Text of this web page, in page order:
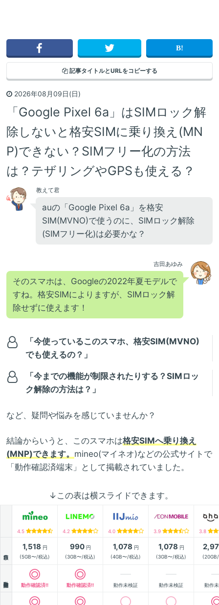
記事タイトルとURLをコピーする
2026年08月09日(日)
「Google Pixel 6a」はSIMロック解
除しないと格安SIMに乗り換え(MN
P)できない？SIMフリー化の方法
は？テザリングやGPSも使える？
教えて君
auの「Google Pixel 6a」を格安
SIM(MVNO)で使うのに、SIMロック解除
(SIMフリー化)は必要かな？
吉田あゆみ
そのスマホは、Googleの2022年夏モデルで
すね。格安SIMによりますが、SIMロック解
除せずに使えます！
「今使っているこのスマホ、格安SIM(MVNO)
でも使えるの？」
「今までの機能が制限されたりする？SIMロッ
ク解除の方法は？」
など、疑問や悩みを感じていませんか？
結論からいうと、このスマホは格安SIMへ乗り換え
(MNP)できます。 mineo(マイネオ)などの公式サイトで
「動作確認済端末」として掲載されていました。
↓この表は横スライドできます。
4.5 4.2 4.0 3.9 3.8
1,518 円
(5GB〜/税込)
990円
(3GB〜/税込)
1,078 円
(4GB〜/税込)
1,078 円
(3GB〜/税込)
動作確認済!! 動作確認済!! 動作未検証 動作未検証 動作